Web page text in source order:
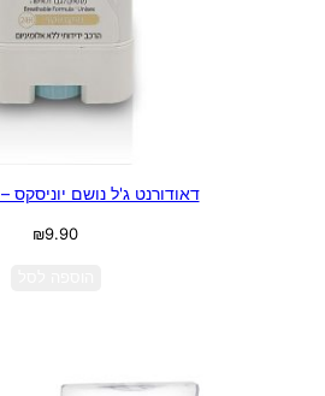
דאודורנט ג'ל נושם יוניסקס – FREE SKIN
₪9.90